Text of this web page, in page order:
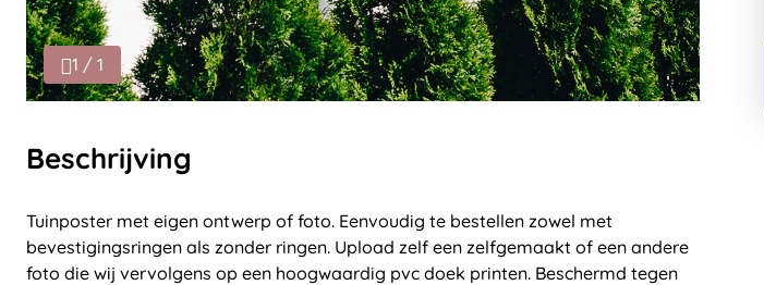
1 / 1
Beschrijving
Tuinposter met eigen ontwerp of foto. Eenvoudig te bestellen zowel met
bevestigingsringen als zonder ringen. Upload zelf een zelfgemaakt of een andere
foto die wij vervolgens op een hoogwaardig pvc doek printen. Beschermd tegen